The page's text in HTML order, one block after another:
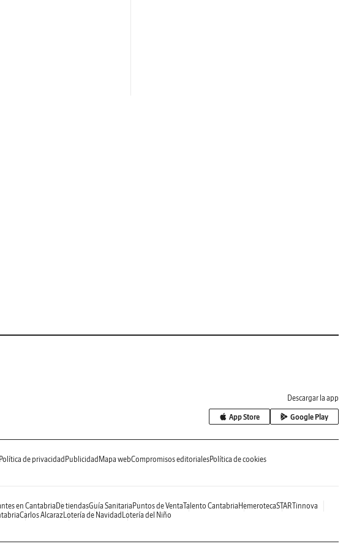
Descargar la app
App Store Google Play
Política de privacidad Publicidad Mapa webCompromisos editorialesPolítica de cookies
en Cantabria De tiendasGuía Sanitaria Puntos de VentaTalento Cantabria HemerotecaSTARTinnova
Carlos AlcarazLotería de Navidad Lotería del Niño